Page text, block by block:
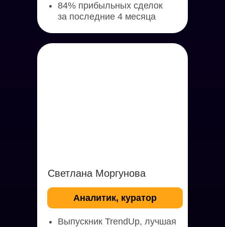
84% прибыльных сделок
за последние 4 месяца
Выпускник TrendUp, лучшая
Аналитик, куратор
Светлана Моргунова